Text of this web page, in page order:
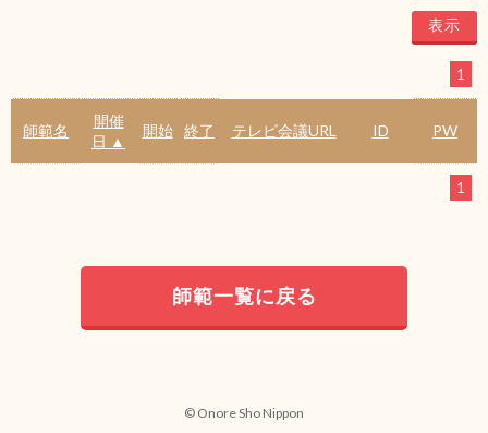
1
師範名
開催
日 ▲
開始 終了 テレビ会議URL ID PW
1
師範一覧に戻る
© Onore Sho Nippon